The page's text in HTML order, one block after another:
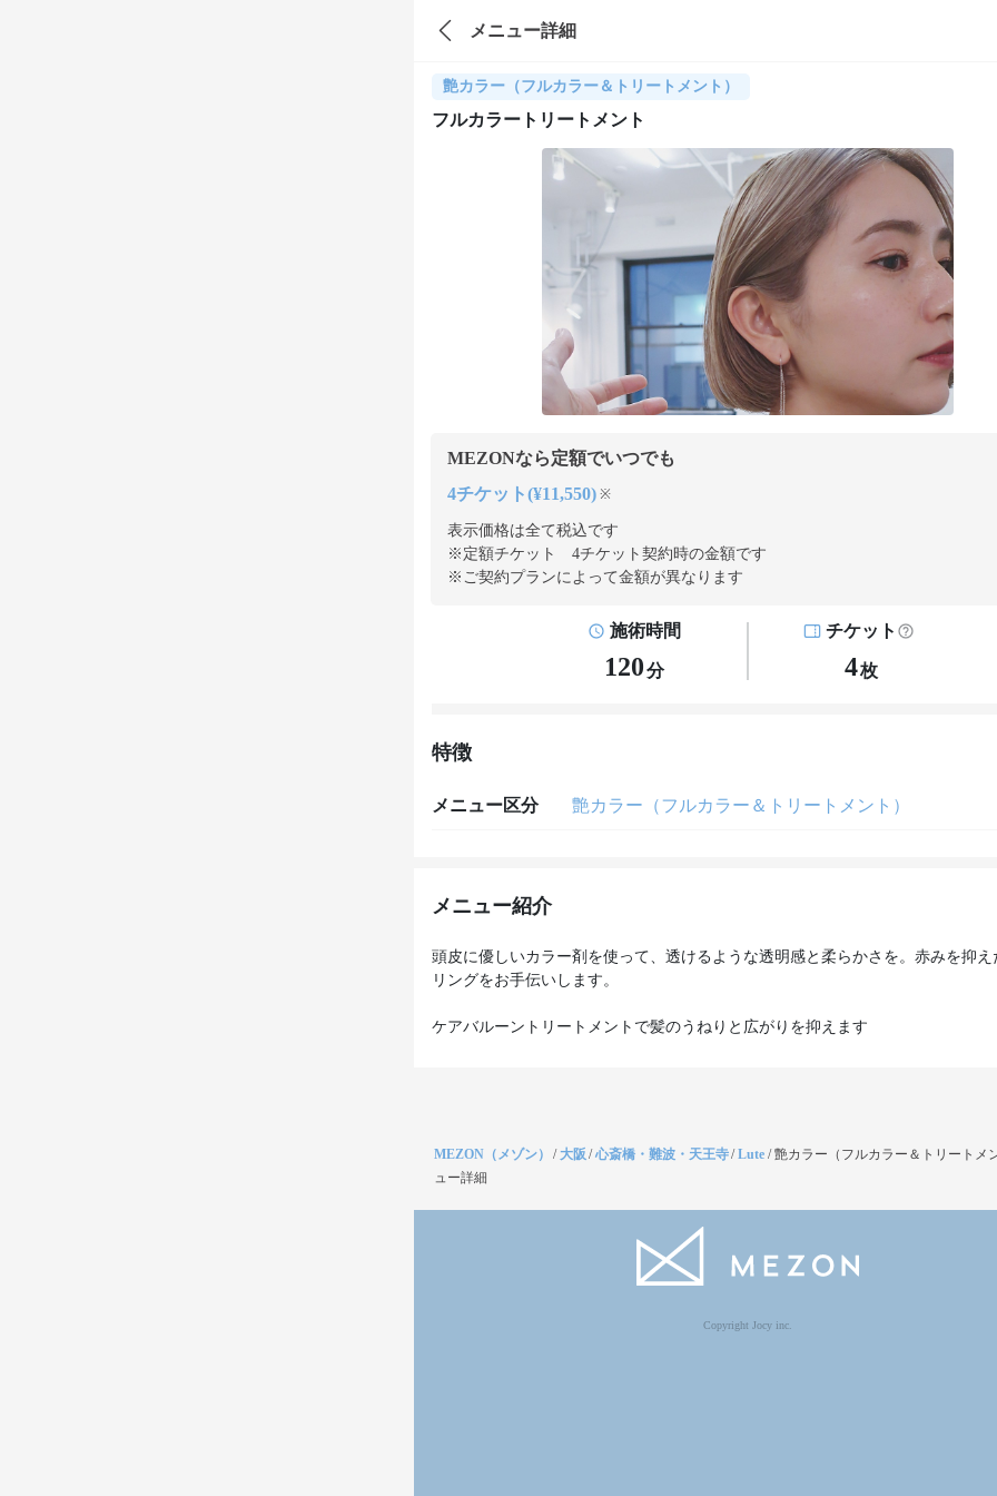
メニュー詳細
艶カラー（フルカラー＆トリートメント）
フルカラートリートメント
MEZONなら定額でいつでも
4チケット(¥11,550) ※
表示価格は全て税込です
※定額チケット 4チケット契約時の金額です
※ご契約プランによって金額が異なります
施術時間
120分
チケット
4枚
特徴
メニュー区分 艶カラー（フルカラー＆トリートメント）
メニュー紹介
頭皮に優しいカラー剤を使って、透けるような透明感と柔らかさを。赤みを抑え
リングをお手伝いします。
ケアバルーントリートメントで髪のうねりと広がりを抑えます
MEZON（メゾン） /大阪 /心斎橋・難波・天王寺/Lute /艶カラー（フルカラー＆トリートメ
ュー詳細
Copyright Jocy inc.